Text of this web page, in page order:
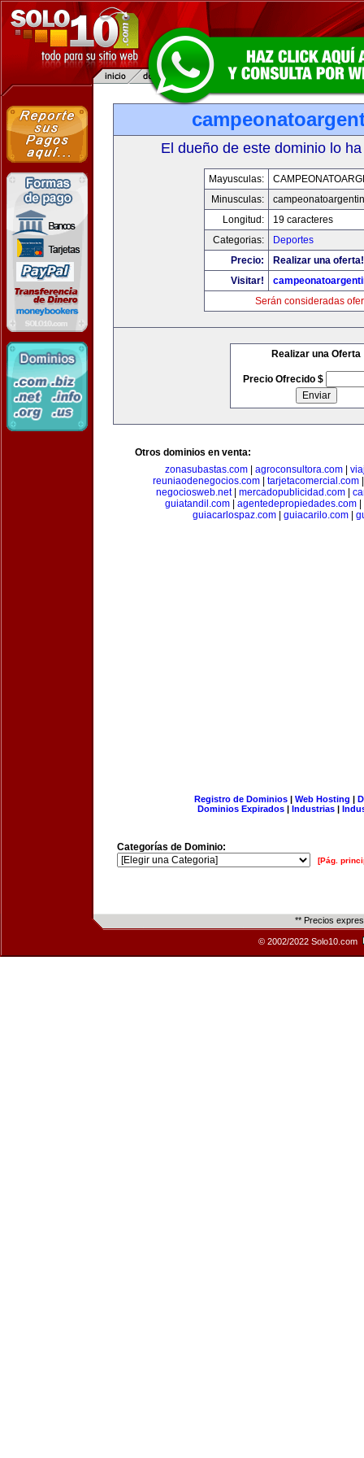
El dueño de este dominio lo
Mayusculas:
Minusculas:
Longitud:
19 caracteres
Categorias:
Deportes
Precio:
Realizar una oferta!
Visitar!
Serán consideradas
Realizar una Oferta
Precio Ofrecido $
Otros dominios en venta:
zonasubastas.com
agroconsultora.com
reuniaodenegocios.com| tarjetacomercial.com
negociosweb.net| mercadopublicidad.com
guiatandil.com| agentedepropiedades.com|
guiacarlospaz.com| guiacarilo.com|
Registro de Dominios| Web Hosting |
Dominios Expirados | Industrias |
Categorías de Dominio:
[Pág.
** Precios
© 2002/2022 Solo10.com